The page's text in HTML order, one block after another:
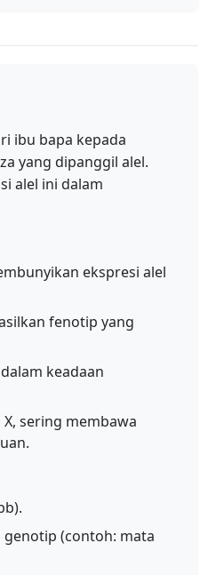
ibu bapa kepada
yang dipanggil alel.
alel ini dalam
ekspresi alel
fenotip yang
keadaan
sering membawa
(contoh: mata